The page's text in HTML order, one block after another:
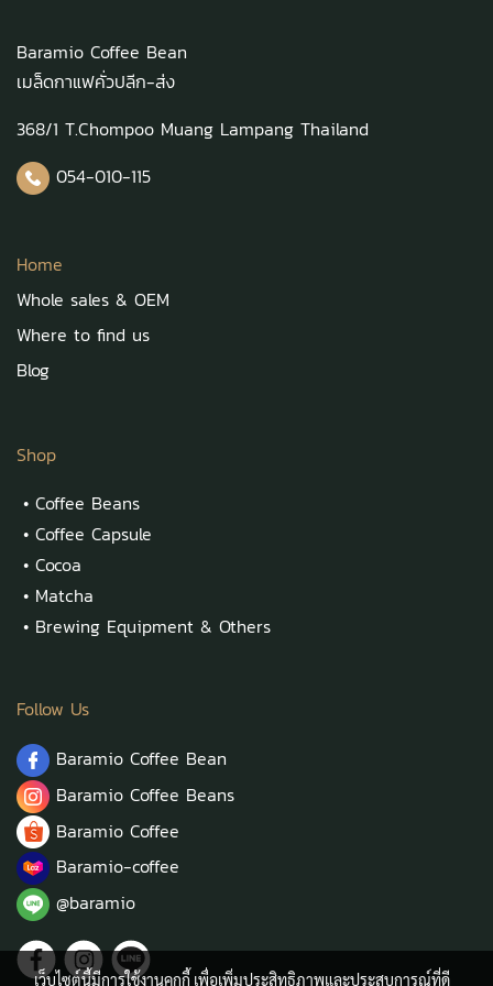
Baramio Coffee Bean
เมล็ดกาแฟคั่วปลีก-ส่ง
368/1 T.Chompoo Muang Lampang Thailand
054-010-115
Home
Whole sales & OEM
Where to find us
Blog
Shop
• Coffee Beans
• Coffee Capsule
• Cocoa
• Matcha
• Brewing Equipment & Others
Follow Us
Baramio Coffee Bean
Baramio Coffee Beans
Baramio Coffee
Baramio-coffee
@baramio
เว็บไซต์นี้มีการใช้งานคุกกี้ เพื่อเพิ่มประสิทธิภาพและประสบการณ์ที่ดี